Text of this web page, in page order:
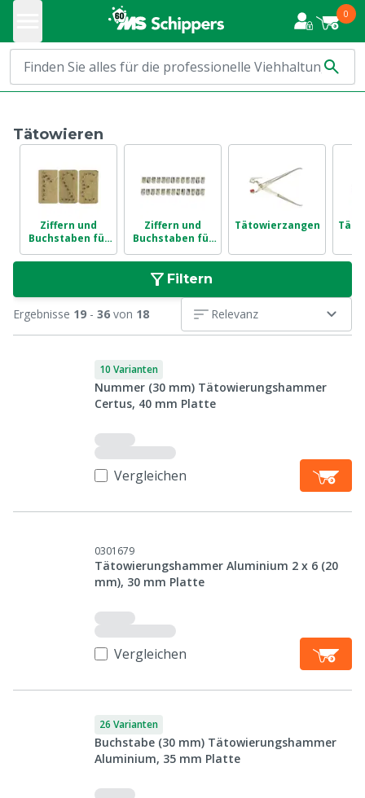
0
Tätowieren
Ziffern und
Buchstaben für
Tätowierhamme
r
Ziffern und
Buchstaben für
Tätowierzangen
Tätowierzangen
Filtern
Ergebnisse 19 - 36 von 18 Relevanz
10 Varianten
Nummer (30 mm) Tätowierungshammer
Certus, 40 mm Platte
Vergleichen
0301679
Tätowierungshammer Aluminium 2 x 6 (20
mm), 30 mm Platte
Vergleichen
26 Varianten
Buchstabe (30 mm) Tätowierungshammer
Aluminium, 35 mm Platte